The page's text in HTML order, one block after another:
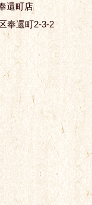
還町店
奉還町2-3-2